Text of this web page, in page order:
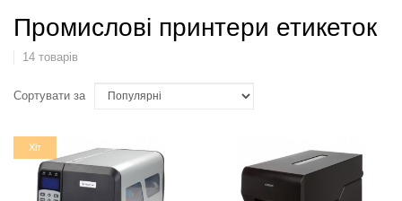
Промислові принтери етикеток
14 товарів
Сортувати за
Хіт